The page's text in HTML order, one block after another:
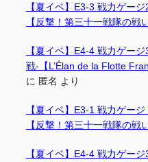
【夏イベ】E3-3 戦力ゲー
【反撃！第三十一戦隊の戦い
【夏イベ】E4-4 戦力ゲー
戦-【L’Élan de la Flotte
に 匿名 より
【夏イベ】E3-1 戦力ゲー
【反撃！第三十一戦隊の戦い
【夏イベ】E4-4 戦力ゲー